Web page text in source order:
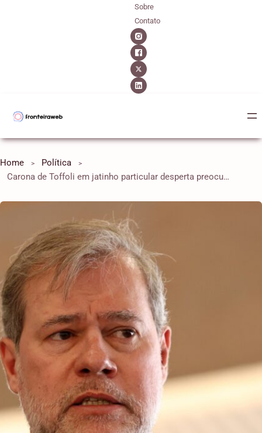
Sobre
Contato
Home
Política
Carona de Toffoli em jatinho particular desperta preocupação ética entre advogados